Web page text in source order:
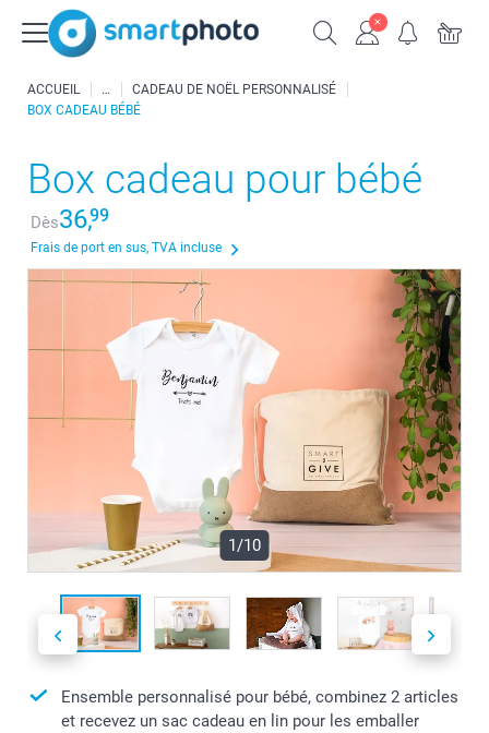
ACCUEIL
CADEAU DE NOËL PERSONNALISÉ
BOX CADEAU BÉBÉ
Box cadeau pour bébé
Dès36,99
Frais de port en sus, TVA incluse
1/10
Ensemble personnalisé pour bébé, combinez 2 articles
et recevez un sac cadeau en lin pour les emballer